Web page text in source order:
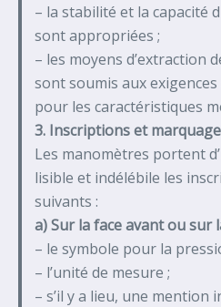
– la stabilité et la capacité
sont appropriées ;
– les moyens d’extraction
sont soumis aux
pour les caractéristiques
3. Inscriptions et
Les manomètres portent
lisible et indélébile les
suivants :
a) Sur la face avant ou sur
– le symbole pour la
– l’unité de mesure ;
– s’il y a lieu, une mention